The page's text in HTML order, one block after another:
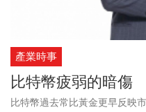
產業時事
比特幣疲弱的暗傷
比特幣過去常比黃金更早反映